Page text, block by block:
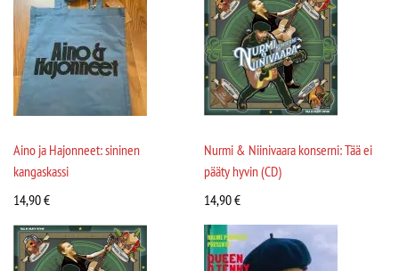
Aino ja Hajonneet: sininen
kangaskassi
14,90€
Nurmi & Niinivaara konserni: Tää ei
pääty hyvin (CD)
14,90€